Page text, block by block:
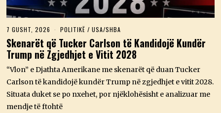
7 GUSHT, 2026
G
U
S
H
T
2
0
6
POLITIKË / USA/SHBA
Skenarët që Tucker Carlson të Kandidojë Kundër
Trump në Zgjedhjet e Vitit 2028
“Vlon” e Djathta Amerikane me skenarët që duan Tucker
Carlson të kandidojë kundër Trump në zgjedhjet e vitit 2028.
Situata duket se po nxehet, por njëklohësisht e analizuar me
mendje të ftohtë